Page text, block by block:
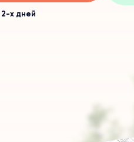
2-х дней